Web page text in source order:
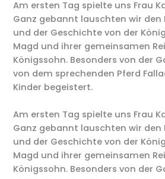
Am ersten Tag spielte uns Frau
Ganz gebannt lauschten wir den
und der Geschichte von der
Magd und ihrer gemeinsamen
Königssohn. Besonders von der
von dem sprechenden Pferd
Kinder begeistert.
Am ersten Tag spielte uns Frau
Ganz gebannt lauschten wir den
und der Geschichte von der
Magd und ihrer gemeinsamen
Königssohn. Besonders von der